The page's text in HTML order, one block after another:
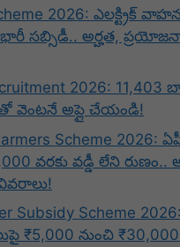
2026: ఎలక్ట్రిక్
సబ్సిడీ.. అర్హత,
2026: 11,403
వెంటనే అప్లై చేయండి!
Scheme 2026:
వరకు వడ్డీ లేని రుణం..
Subsidy Scheme 2026:
₹5,000 నుంచి ₹30,000